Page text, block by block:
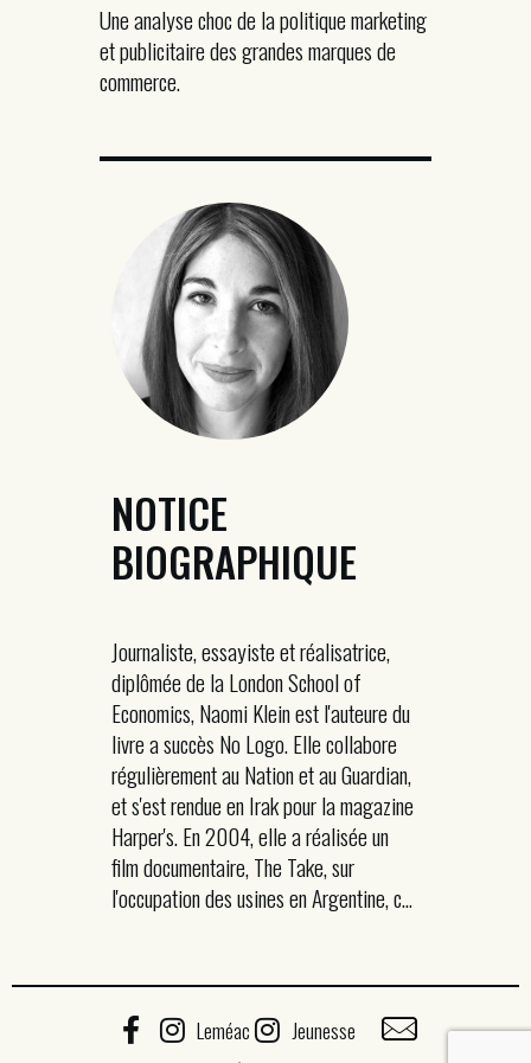
Une analyse choc de la politique marketing
et publicitaire des grandes marques de
commerce.
NOTICE
BIOGRAPHIQUE
Journaliste, essayiste et réalisatrice,
diplômée de la London School of
Economics, Naomi Klein est l'auteure du
livre a succès No Logo. Elle collabore
régulièrement au Nation et au Guardian,
et s'est rendue en Irak pour la magazine
Harper's. En 2004, elle a réalisée un
film documentaire, The Take, sur
l'occupation des usines en Argentine, c...
Leméac Jeunesse